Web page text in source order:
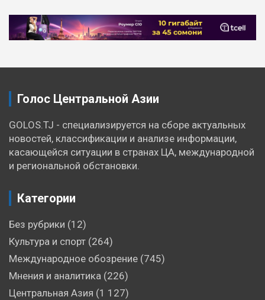
Навигация
по
Голос Центральной Азии
GOLOS.TJ - специализируется на сборе актуальных
новостей, классификации и анализе информации,
касающейся ситуации в странах ЦА, международной
и региональной обстановки.
Категории
Без рубрики (12)
Культура и спорт (264)
Международное обозрение (745)
Мнения и аналитика (226)
Центральная Азия (1 127)